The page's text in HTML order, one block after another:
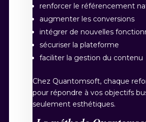
renforcer le référencement
augmenter les conversions
intégrer de nouvelles
sécuriser la plateforme
faciliter la gestion du contenu
Chez Quantomsoft, chaque
pour répondre à vos objectifs
seulement esthétiques.